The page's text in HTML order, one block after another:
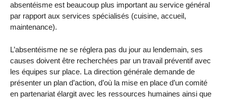
absentéisme est beaucoup plus important au service général
par rapport aux services spécialisés (cuisine, accueil,
maintenance).
L’absentéisme ne se réglera pas du jour au lendemain, ses
causes doivent être recherchées par un travail préventif avec
les équipes sur place. La direction générale demande de
présenter un plan d’action, d’où la mise en place d’un comité
en partenariat élargit avec les ressources humaines ainsi que